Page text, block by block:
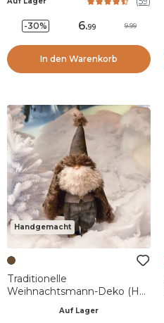
-30% 6.99 9.99
In den Warenkorb
Handgemacht
Traditionelle
Weihnachtsmann-Deko (H45
Auf Lager